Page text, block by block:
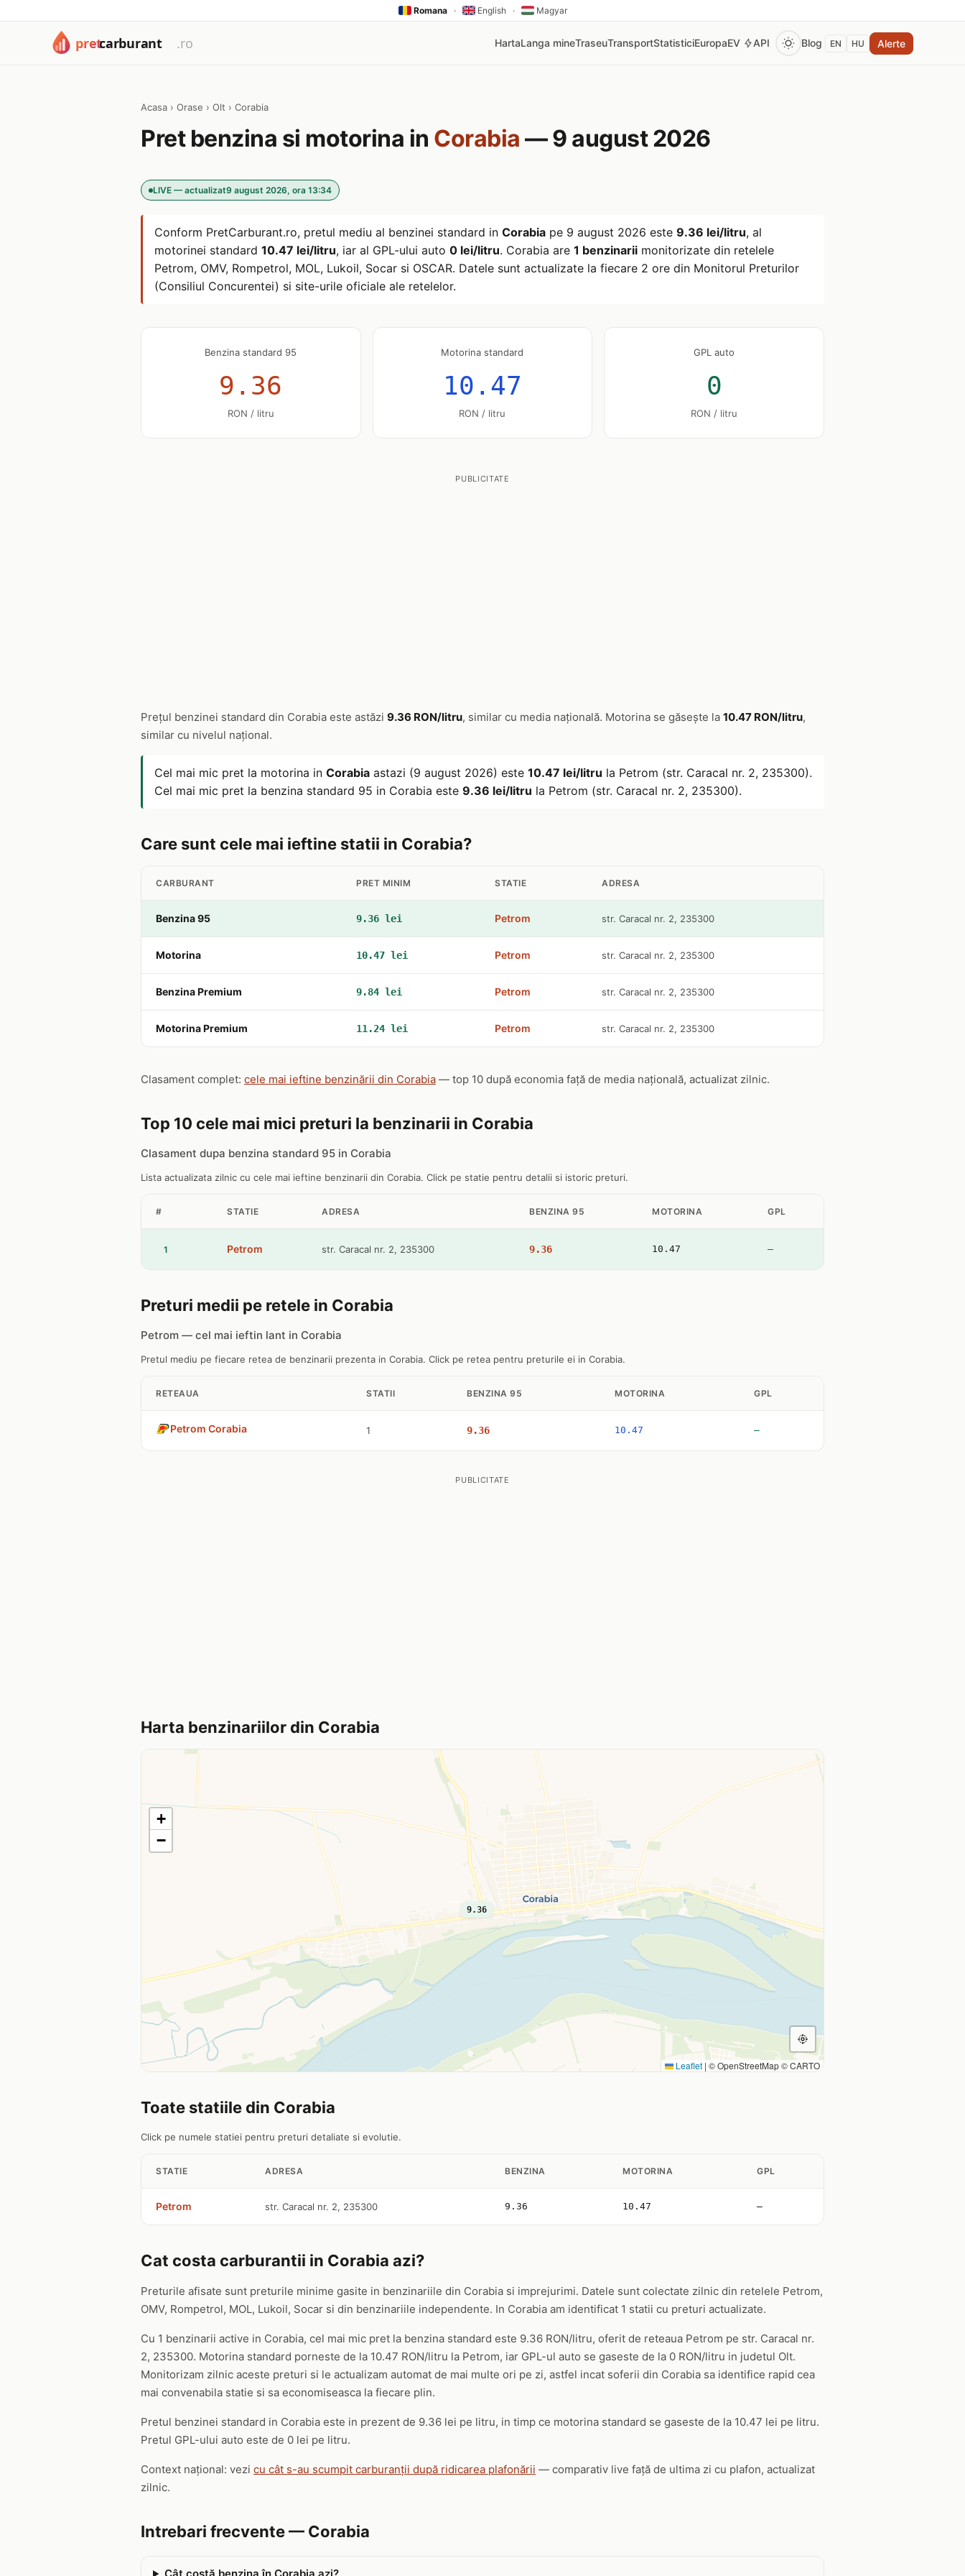
Romana · English · Magyar
HartaLanga mineTraseuTransportStatisticiEuropaEV API Blog EN HU Alerte
Acasa › Orase › Olt › Corabia
Pret benzina si motorina in Corabia — 9 august 2026
LIVE — actualizat9 august 2026, ora 13:34
Conform PretCarburant.ro, pretul mediu al benzinei standard in Corabia pe 9 august 2026 este 9.36 lei/litru, al
motorinei standard 10.47 lei/litru, iar al GPL-ului auto 0 lei/litru. Corabia are 1 benzinarii monitorizate din retelele
Petrom, OMV, Rompetrol, MOL, Lukoil, Socar si OSCAR. Datele sunt actualizate la fiecare 2 ore din Monitorul Preturilor
(Consiliul Concurentei) si site-urile oficiale ale retelelor.
Benzina standard 95
9.36
RON / litru
Motorina standard
10.47
RON / litru
GPL auto
0
RON / litru
PUBLICITATE
Prețul benzinei standard din Corabia este astăzi 9.36 RON/litru, similar cu media națională. Motorina se găsește la 10.47 RON/litru,
similar cu nivelul național.
Cel mai mic pret la motorina in Corabia astazi (9 august 2026) este 10.47 lei/litru la Petrom (str. Caracal nr. 2, 235300).
Cel mai mic pret la benzina standard 95 in Corabia este 9.36 lei/litru la Petrom (str. Caracal nr. 2, 235300).
Care sunt cele mai ieftine statii in Corabia?
CARBURANT PRET MINIM STATIE ADRESA
Benzina 95 9.36 lei Petrom str. Caracal nr. 2, 235300
Motorina 10.47 lei Petrom str. Caracal nr. 2, 235300
Benzina Premium 9.84 lei Petrom str. Caracal nr. 2, 235300
Motorina Premium 11.24 lei Petrom str. Caracal nr. 2, 235300
Clasament complet: cele mai ieftine benzinării din Corabia — top 10 după economia față de media națională, actualizat zilnic.
Top 10 cele mai mici preturi la benzinarii in Corabia
Clasament dupa benzina standard 95 in Corabia
Lista actualizata zilnic cu cele mai ieftine benzinarii din Corabia. Click pe statie pentru detalii si istoric preturi.
# STATIE ADRESA BENZINA 95 MOTORINA GPL
1 Petrom str. Caracal nr. 2, 235300 9.36 10.47 —
Preturi medii pe retele in Corabia
Petrom — cel mai ieftin lant in Corabia
Pretul mediu pe fiecare retea de benzinarii prezenta in Corabia. Click pe retea pentru preturile ei in Corabia.
RETEAUA STATII BENZINA 95 MOTORINA GPL
Petrom Corabia 1 9.36 10.47 —
PUBLICITATE
Harta benzinariilor din Corabia
9.36
+
−
Leaflet | © OpenStreetMap © CARTO
Toate statiile din Corabia
Click pe numele statiei pentru preturi detaliate si evolutie.
STATIE ADRESA BENZINA MOTORINA GPL
Petrom str. Caracal nr. 2, 235300 9.36 10.47 —
Cat costa carburantii in Corabia azi?
Preturile afisate sunt preturile minime gasite in benzinariile din Corabia si imprejurimi. Datele sunt colectate zilnic din retelele Petrom,
OMV, Rompetrol, MOL, Lukoil, Socar si din benzinariile independente. In Corabia am identificat 1 statii cu preturi actualizate.
Cu 1 benzinarii active in Corabia, cel mai mic pret la benzina standard este 9.36 RON/litru, oferit de reteaua Petrom pe str. Caracal nr.
2, 235300. Motorina standard porneste de la 10.47 RON/litru la Petrom, iar GPL-ul auto se gaseste de la 0 RON/litru in judetul Olt.
Monitorizam zilnic aceste preturi si le actualizam automat de mai multe ori pe zi, astfel incat soferii din Corabia sa identifice rapid cea
mai convenabila statie si sa economiseasca la fiecare plin.
Pretul benzinei standard in Corabia este in prezent de 9.36 lei pe litru, in timp ce motorina standard se gaseste de la 10.47 lei pe litru.
Pretul GPL-ului auto este de 0 lei pe litru.
Context național: vezi cu cât s-au scumpit carburanții după ridicarea plafonării — comparativ live față de ultima zi cu plafon, actualizat
zilnic.
Intrebari frecvente — Corabia